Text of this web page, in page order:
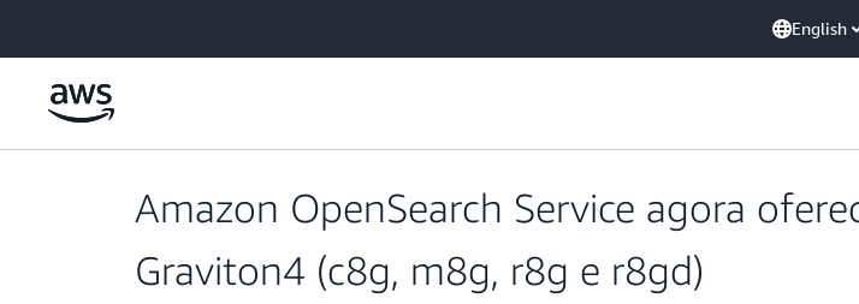
English
Amazon OpenSearch Service agora
Graviton4 (c8g, m8g, r8g e r8gd)